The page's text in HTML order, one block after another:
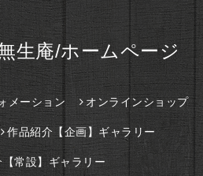
生庵/ホームページ
メーション オンラインショップ
作品紹介【企画】ギャラリー
常設】ギャラリー